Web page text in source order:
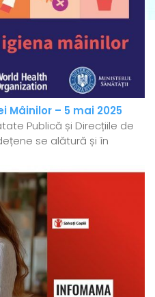
Mâinilor – 5 mai 2025
Publică și Direcțiile de
se alătură și în